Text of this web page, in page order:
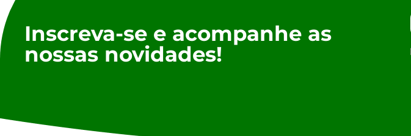
Inscreva-se e acompanhe as
nossas novidades!